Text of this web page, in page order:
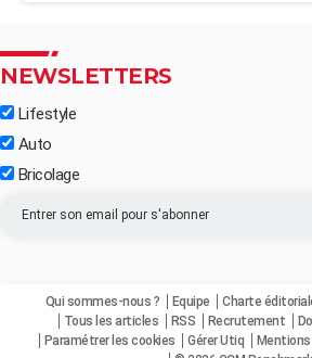
NEWSLETTERS
Lifestyle
Auto
Bricolage
Qui sommes-nous ? Equipe Charte
Tous les articles
RSS Recrutement
Paramétrer les cookies
Gérer Utiq Mentions